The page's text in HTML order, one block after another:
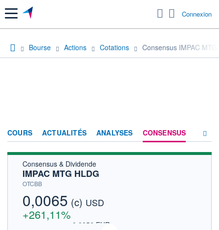
Menu Connexion
Bourse Actions Cotations Consensus IMPAC
COURS ACTUALITÉS ANALYSES CONSENSUS
Consensus & Dividende
IMPAC MTG HLDG
OTCBB
0,0065 (c) USD
+261,11%
0,0056 EUR